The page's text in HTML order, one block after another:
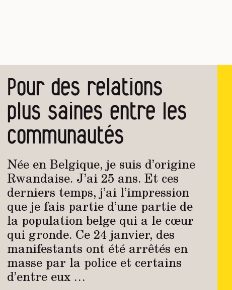
Pour des relations
plus saines entre les
communautés
Née en Belgique, je suis d’origine
Rwandaise. J’ai 25 ans. Et ces
derniers temps, j’ai l’impression
que je fais partie d’une partie de
la population belge qui a le cœur
qui gronde. Ce 24 janvier, des
manifestants ont été arrêtés en
masse par la police et certains
d’entre eux …